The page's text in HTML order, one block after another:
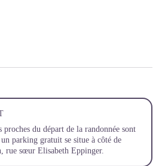
proches du départ de la randonnée sont
parking gratuit se situe à côté de
rue sœur Elisabeth Eppinger.